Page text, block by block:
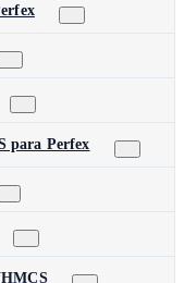
para Perfex